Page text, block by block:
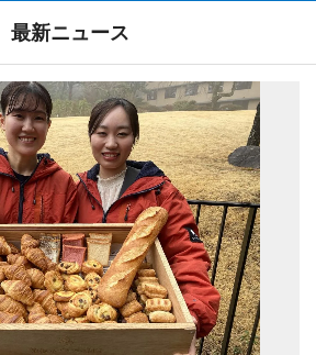
最新ニュース